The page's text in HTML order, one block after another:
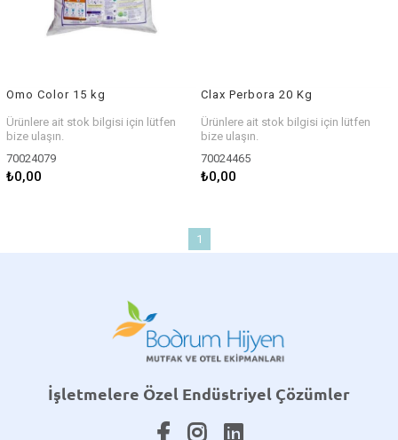
Omo Color 15 kg
Ürünlere ait stok bilgisi için lütfen
bize ulaşın.
70024079
₺0,00
Clax Perbora 20 Kg
Ürünlere ait stok bilgisi için lütfen
bize ulaşın.
70024465
₺0,00
1
İşletmelere Özel Endüstriyel Çözümler